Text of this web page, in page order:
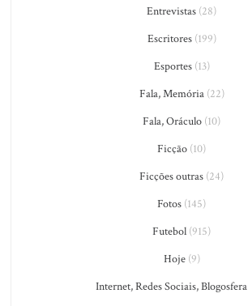
Entrevistas (28)
Escritores(199)
Esportes(13)
Fala, Memória(22)
Fala, Oráculo (10)
Ficção (10)
Ficções outras (24)
Fotos (145)
Futebol (915)
Hoje(9)
Internet, Redes Sociais, Blogosfera